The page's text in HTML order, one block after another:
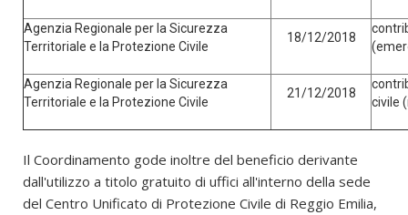
Agenzia Regionale per la Sicurezza
Territoriale e la Protezione Civile
18/12/2018
Agenzia Regionale per la Sicurezza
Territoriale e la Protezione Civile
21/12/2018
civile
Il Coordinamento gode inoltre del beneficio derivante
dall'utilizzo a titolo gratuito di uffici all'interno della sede
del Centro Unificato di Protezione Civile di Reggio Emilia,